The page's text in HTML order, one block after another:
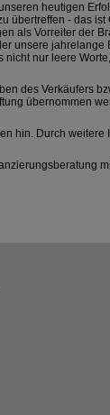
heutigen
übertreffen - das
als Vorreiter der
unsere jahrelange
nur leere
des Verkäufers
übernommen
hin. Durch